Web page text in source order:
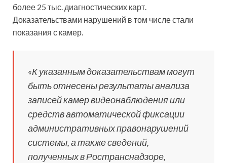
более 25 тыс. диагностических карт.
Доказательствами нарушений в том числе стали
показания с камер.
«К указанным доказательствам могут
быть отнесены результаты анализа
записей камер видеонаблюдения или
средств автоматической фиксации
административных правонарушений
системы, а также сведений,
полученных в Ространснадзоре,